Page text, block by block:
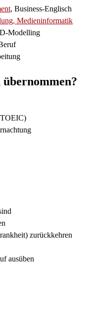
, Business-Englisch
Medieninformatik
Modelling
zurückkehren
ausüben